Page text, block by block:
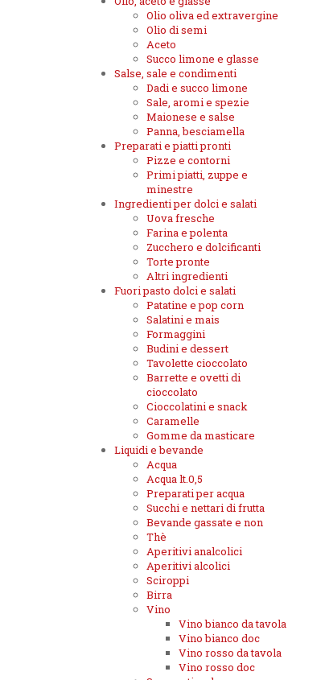
Olio oliva ed extravergine
Olio di semi
Aceto
Succo limone e glasse
Salse, sale e condimenti
Dadi e succo limone
Sale, aromi e spezie
Maionese e salse
Panna, besciamella
Preparati e piatti pronti
Pizze e contorni
Primi piatti, zuppe e
minestre
Ingredienti per dolci e salati
Uova fresche
Farina e polenta
Zucchero e dolcificanti
Torte pronte
Altri ingredienti
Fuori pasto dolci e salati
Patatine e pop corn
Salatini e mais
Formaggini
Budini e dessert
Tavolette cioccolato
Barrette e ovetti di
cioccolato
Cioccolatini e snack
Caramelle
Gomme da masticare
Liquidi e bevande
Acqua
Acqua lt.0,5
Preparati per acqua
Succhi e nettari di frutta
Bevande gassate e non
Thè
Aperitivi analcolici
Aperitivi alcolici
Sciroppi
Birra
Vino
Vino bianco da tavola
Vino bianco doc
Vino rosso da tavola
Vino rosso doc